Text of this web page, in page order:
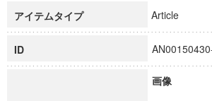
慶應義塾大学グローバルCOEプログ
慶應義塾大学グローバルCOEプログ
博士課程教育リーディングプログラ
学術雑誌掲載論文等(8)
アイテムタイプ Article
ID
画像